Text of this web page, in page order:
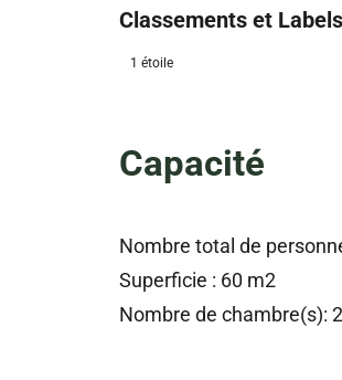
Classements et Labels
1 étoile
Capacité
Nombre total de
Superficie : 60 m2
Nombre de chambre(s): 2